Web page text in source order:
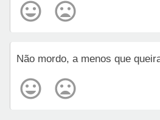
Não mordo, a menos que